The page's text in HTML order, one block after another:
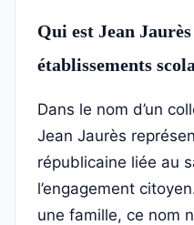
Qui est Jean
établissements
Dans le nom d’un
Jean Jaurès
républicaine liée au
l’engagement
une famille, ce nom